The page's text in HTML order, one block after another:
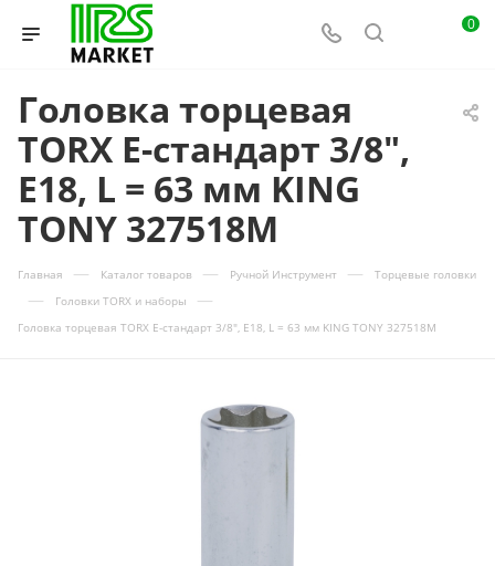
0
Головка торцевая
TORX Е-стандарт 3/8",
E18, L = 63 мм KING
TONY 327518M
Главная — Каталог товаров — Ручной Инструмент — Торцевые головки
— Головки TORX и наборы —
Головка торцевая TORX Е-стандарт 3/8", E18, L = 63 мм KING TONY 327518M